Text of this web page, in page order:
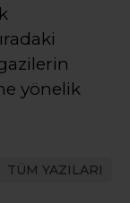
yönelik
TÜM YAZILARI